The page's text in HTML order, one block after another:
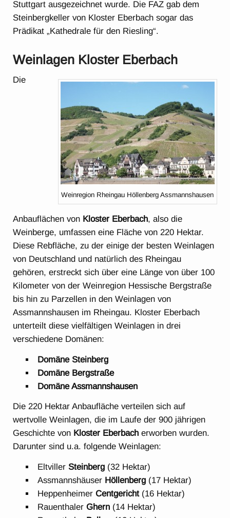
Stuttgart ausgezeichnet wurde. Die FAZ gab dem
Steinbergkeller von Kloster Eberbach sogar das
Prädikat „Kathedrale für den Riesling“.
Weinlagen Kloster Eberbach
Weinregion Rheingau Höllenberg Assmannshausen
Die
Anbauflächen von Kloster Eberbach, also die
Weinberge, umfassen eine Fläche von 220 Hektar.
Diese Rebfläche, zu der einige der besten Weinlagen
von Deutschland und natürlich des Rheingau
gehören, erstreckt sich über eine Länge von über 100
Kilometer von der Weinregion Hessische Bergstraße
bis hin zu Parzellen in den Weinlagen von
Assmannshausen im Rheingau. Kloster Eberbach
unterteilt diese vielfältigen Weinlagen in drei
verschiedene Domänen:
Domäne Steinberg
Domäne Bergstraße
Domäne Assmannshausen
Die 220 Hektar Anbaufläche verteilen sich auf
wertvolle Weinlagen, die im Laufe der 900 jährigen
Geschichte von Kloster Eberbach erworben wurden.
Darunter sind u.a. folgende Weinlagen:
Eltviller Steinberg (32 Hektar)
Assmannshäuser Höllenberg (17 Hektar)
HeppenheimerCentgericht(16 Hektar)
RauenthalerGhern (14 Hektar)